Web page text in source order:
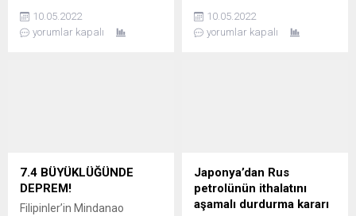
metin yazı düzenleme
sayfasında "Özet"
10.05.2022
yorumlar kapalı
sayfasında "Özet"
bölümünden eklenebilir.
10.05.2022
yorumlar kapalı
7.4 BÜYÜKLÜĞÜNDE
DEPREM!
Filipinler’in Mindanao
Japonya’dan Rus
petrolünün ithalatını
aşamalı durdurma kararı